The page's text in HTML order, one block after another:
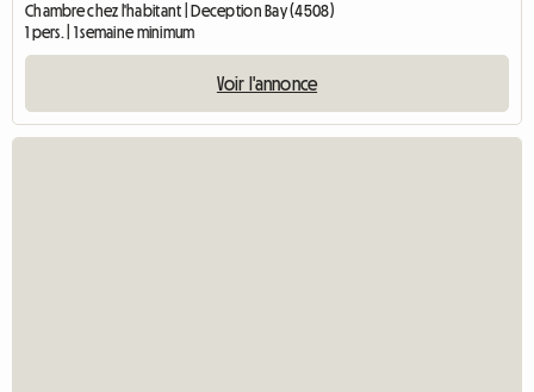
Chambre chez l'habitant | Deception Bay (4508)
1 pers. | 1 semaine minimum
Voir l'annonce